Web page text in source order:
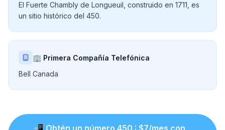
El Fuerte Chambly de Longueuil, construido en 1711, es
un sitio histórico del 450.
🏢 Primera Compañía Telefónica
Bell Canada
📲 Obtén un número 450 : $7/mes con